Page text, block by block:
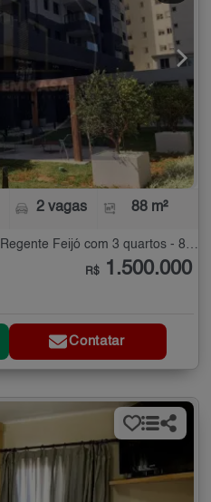
2 vagas 88 m²
Apartamento à Venda na Vila Regente Feijó com 3 quartos - 88 m²
R$ 1.500.000
Contatar